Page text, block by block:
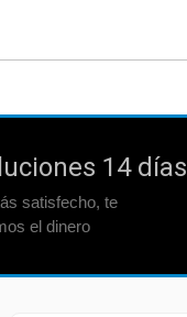
14 días
satisfecho, te
el dinero